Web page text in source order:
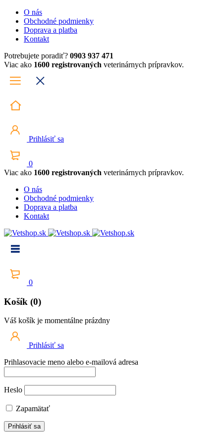
O nás
Obchodné podmienky
Doprava a platba
Kontakt
Potrebujete poradiť? 0903 937 471
Viac ako 1600 registrovaných veterinárnych prípravkov.
Prihlásiť sa
0
Viac ako 1600 registrovaných veterinárnych prípravkov.
O nás
Obchodné podmienky
Doprava a platba
Kontakt
0
Košík (0)
Váš košík je momentálne prázdny
Prihlásiť sa
Prihlasovacie meno alebo e-mailová adresa
Heslo
Zapamätať